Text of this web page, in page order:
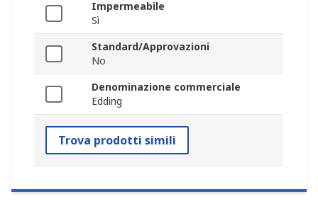
Impermeabile
Sì
Standard/Approvazioni
No
Denominazione commerciale
Edding
Trova prodotti simili